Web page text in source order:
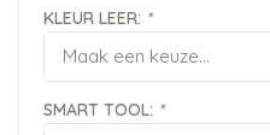
KLEUR LEER: *
Maak een keuze...
SMART TOOL: *